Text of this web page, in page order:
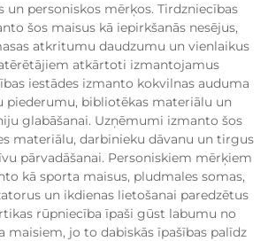
un personiskos mērķos. Tirdzniecības
šos maisus kā iepirkšanās nesējus,
atkritumu daudzumu un vienlaikus
atkārtoti izmantojamus
iestādes izmanto kokvilnas auduma
piederumu, bibliotēkas materiālu un
glabāšanai. Uzņēmumi izmanto šos
materiālu, darbinieku dāvanu un tirgus
pārvadāšanai. Personiskiem mērķiem
kā sporta maisus, pludmales somas,
un ikdienas lietošanai paredzētus
rūpniecība īpaši gūst labumu no
maisiem, jo to dabiskās īpašības palīdz